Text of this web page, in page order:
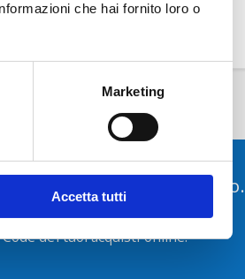
che hai fornito loro o
Marketing
Accetta tutti
dell’Aeroporto di Torino.
per utilizzare comodamente
Code dei tuoi acquisti online.